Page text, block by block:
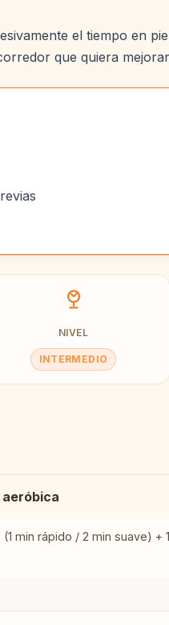
el tiempo en
que quiera
NIVEL
INTERMEDIO
aeróbica
min rápido / 2 min suave) +